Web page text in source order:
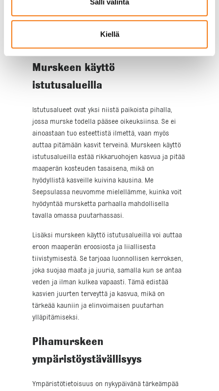
Salli valinta
Kiellä
ulkonäkö sulautuu saumattomasti ympäröivään
maisemaan, mikä tekee siitä suositun valinnan
Murskeen käyttö
istutusalueilla
Istutusalueet ovat yksi niistä paikoista pihalla,
jossa murske todella pääsee oikeuksiinsa. Se ei
ainoastaan tuo esteettistä ilmettä, vaan myös
auttaa pitämään kasvit terveinä. Murskeen käyttö
istutusalueilla estää rikkaruohojen kasvua ja pitää
maaperän kosteuden tasaisena, mikä on
hyödyllistä kasveille kuivina kausina. Me
Seepsulassa neuvomme mielellämme, kuinka voit
hyödyntää mursketta parhaalla mahdollisella
tavalla omassa puutarhassasi.
Lisäksi murskeen käyttö istutusalueilla voi auttaa
eroon maaperän eroosiosta ja liiallisesta
tiivistymisestä. Se tarjoaa luonnollisen kerroksen,
joka suojaa maata ja juuria, samalla kun se antaa
veden ja ilman kulkea vapaasti. Tämä edistää
kasvien juurten terveyttä ja kasvua, mikä on
tärkeää kauniin ja elinvoimaisen puutarhan
ylläpitämiseksi.
Pihamurskeen
ympäristöystävällisyys
Ympäristötietoisuus on nykypäivänä tärkeämpää